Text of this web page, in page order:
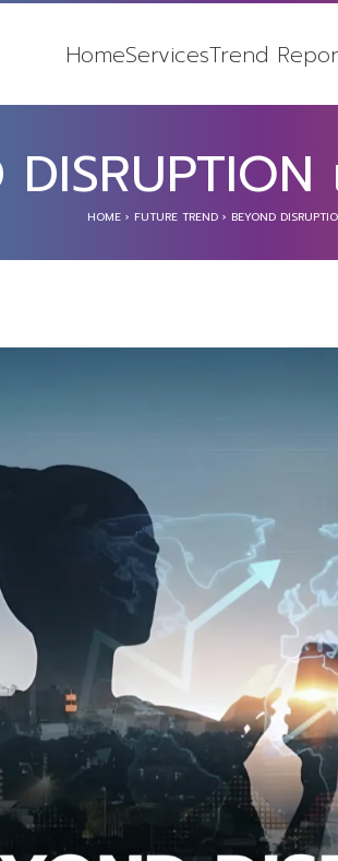
HomeServicesTrend
HOME › FUTURE TREND › BEYOND